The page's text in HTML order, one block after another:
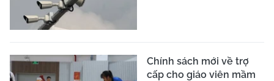
Chính sách mới về trợ
cấp cho giáo viên mầm